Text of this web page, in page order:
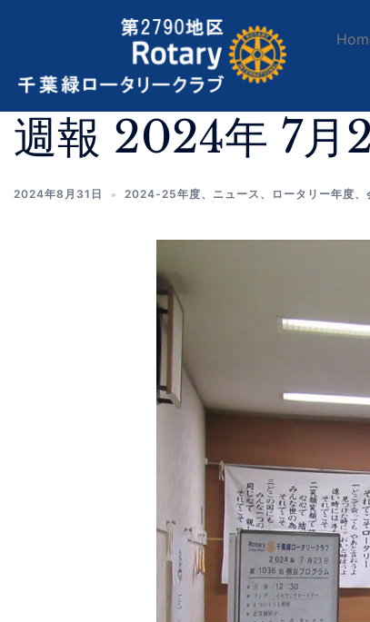
週報 2024年 7月
2024年8月31日 2024-25年度、 ニュース 、 ロータリー年度、